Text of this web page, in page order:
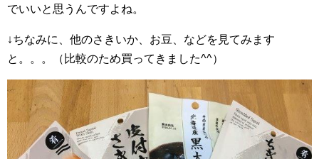
でいいと思うんですよね。
↓ちなみに、他のさきいか、お豆、などを見てみます
と。。。（比較のため買ってきました^^）